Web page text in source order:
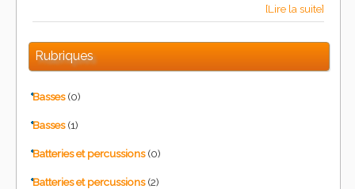
[Lire la suite]
Rubriques
Basses(0)
Basses(1)
Batteries et percussions(0)
Batteries et percussions(2)